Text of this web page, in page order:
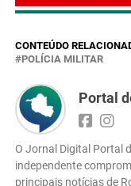
CONTEÚDO
POLÍCIA MILITAR
Portal
O Jornal Digital Portal
independente
principais notícias de